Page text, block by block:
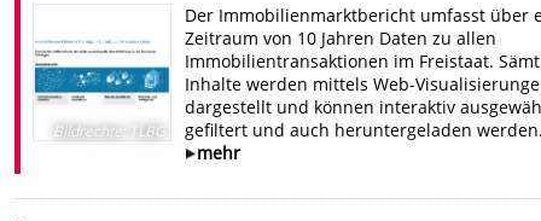
Bildrechte: TLBG
Der Immobilienmarktbericht umfasst über
Zeitraum von 10 Jahren Daten zu allen
Immobilientransaktionen im Freistaat.
Inhalte werden mittels Web-
dargestellt und können interaktiv
gefiltert und auch heruntergeladen
mehr